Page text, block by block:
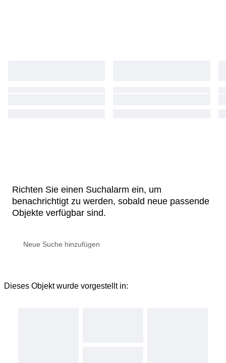
Richten Sie einen Suchalarm ein, um
benachrichtigt zu werden, sobald neue passende
Objekte verfügbar sind.
Dieses Objekt wurde vorgestellt in: